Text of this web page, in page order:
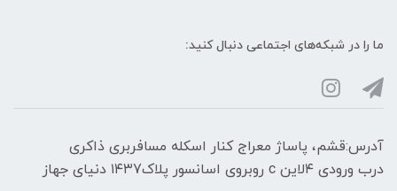
ما را در شبکه‌های اجتماعی دنبال کنید:
آدرس:قشم، پاساژ معراج کنار اسکله مسافربری ذاکری
درب ورودی ۴لاین c روبروی اسانسور پلاک۱۴۳7 دنیای جهاز